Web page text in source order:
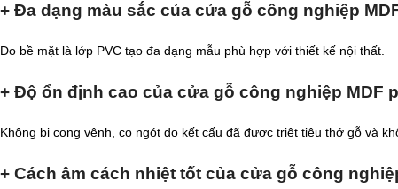
+ Đa dạng màu sắc của cửa gỗ công nghiệp
Do bề mặt là lớp PVC tạo đa dạng mẫu phù hợp với thiết kế nội thất.
+ Độ ổn định cao của cửa gỗ công nghiệp MDF
Không bị cong vênh, co ngót do kết cấu đã được triệt tiêu thớ gỗ và
+ Cách âm cách nhiệt tốt của cửa gỗ công